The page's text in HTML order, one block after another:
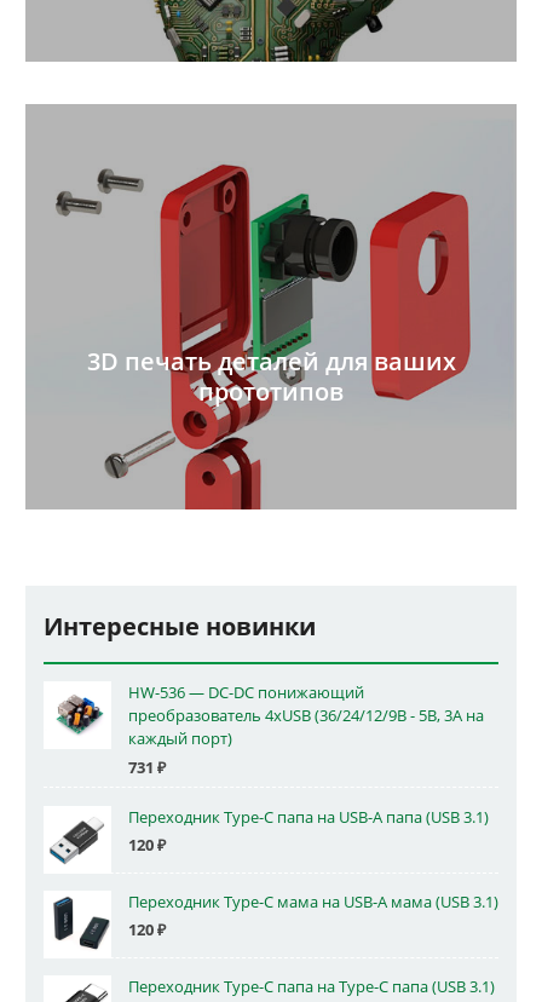
3D печать деталей для ваших
прототипов
Интересные новинки
HW-536 — DC-DC понижающий
преобразователь 4xUSB (36/24/12/9В - 5В, 3А на
каждый порт)
731 ₽
Переходник Type-C папа на USB-A папа (USB 3.1)
120₽
Переходник Type-C мама на USB-A мама (USB 3.1)
120₽
Переходник Type-C папа на Type-C папа (USB 3.1)